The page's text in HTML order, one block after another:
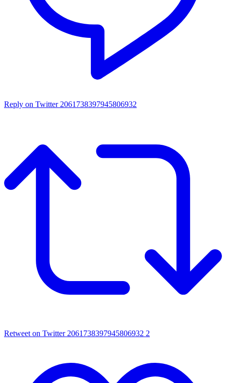
Reply on Twitter 2061738397945806932
Retweet on Twitter 2061738397945806932 2